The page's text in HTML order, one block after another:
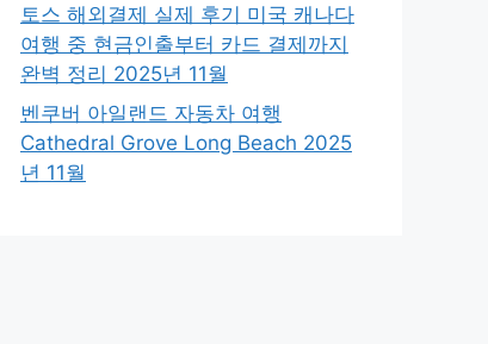
토스 해외결제 실제 후기 미국 캐나다
여행 중 현금인출부터 카드 결제까지
완벽 정리 2025년 11월
벤쿠버 아일랜드 자동차 여행
Cathedral Grove Long Beach 2025
년 11월